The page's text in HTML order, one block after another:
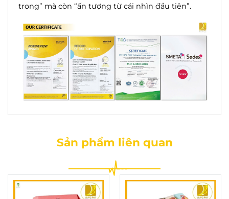
trong” mà còn “ấn tượng từ cái nhìn đầu tiên”.
Sản phẩm liên quan